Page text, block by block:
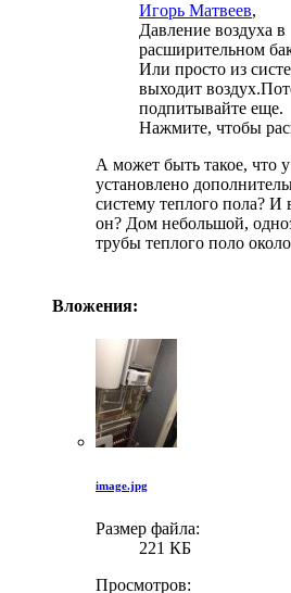
Игорь Матвеев,
Давление воздуха в
расширительном
Или просто из
выходит
подпитывайте еще.
Нажмите, чтобы
А может быть такое, что
установлено
систему теплого пола?
он? Дом небольшой,
трубы теплого поло
Вложения:
image.jpg
Размер файла:
221 КБ
Просмотров: